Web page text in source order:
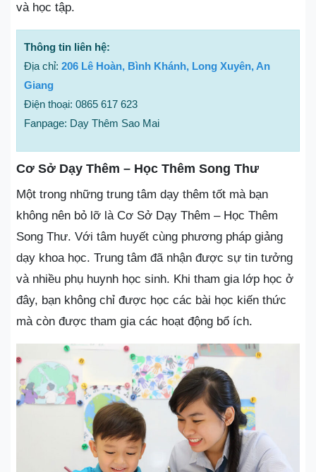
và học tập.
Thông tin liên hệ:
Địa chỉ: 206 Lê Hoàn, Bình Khánh, Long Xuyên, An
Giang
Điện thoại: 0865 617 623
Fanpage: Dạy Thêm Sao Mai
Cơ Sở Dạy Thêm – Học Thêm Song Thư
Một trong những trung tâm dạy thêm tốt mà bạn
không nên bỏ lỡ là Cơ Sở Dạy Thêm – Học Thêm
Song Thư. Với tâm huyết cùng phương pháp giảng
dạy khoa học. Trung tâm đã nhận được sự tin tưởng
và nhiều phụ huynh học sinh. Khi tham gia lớp học ở
đây, bạn không chỉ được học các bài học kiến thức
mà còn được tham gia các hoạt động bổ ích.